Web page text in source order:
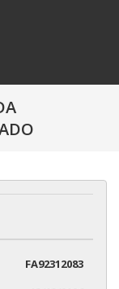
FA92312083